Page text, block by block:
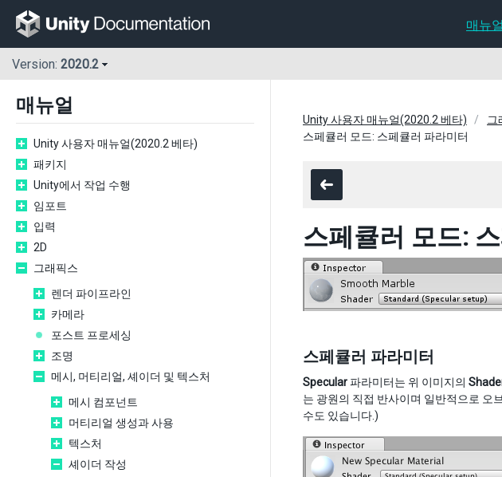
매뉴얼
Version: 2020.2
매뉴얼
Unity 사용자 매뉴얼(2020.2 베타)
패키지
Unity에서 작업 수행
임포트
입력
2D
그래픽스
렌더 파이프라인
카메라
포스트 프로세싱
조명
메시, 머티리얼, 셰이더 및 텍스처
메시 컴포넌트
머티리얼 생성과 사용
텍스처
셰이더 작성
Unity 사용자 매뉴얼(2020.2 베타) 그
스페큘러 모드: 스페큘러 파라미터
스페큘러 모드:
스페큘러 파라미터
Specular파라미터는 위 이미지의
는 광원의 직접 반사이며 일반적으로 오
수도 있습니다.)